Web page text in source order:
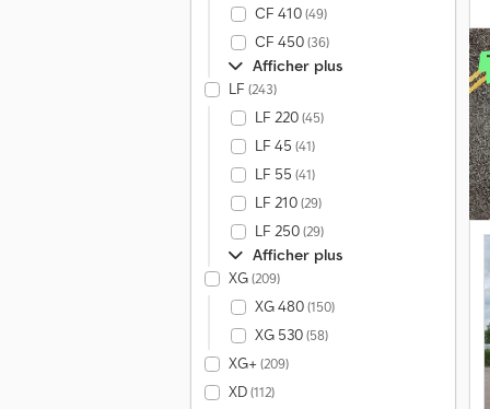
CF 410(49)
CF 450(36)
Afficher plus
LF (243)
LF 220(45)
LF 45 (41)
LF 55 (41)
LF 210(29)
LF 250(29)
Afficher plus
XG(209)
XG 480(150)
XG 530(58)
XG+(209)
XD(112)